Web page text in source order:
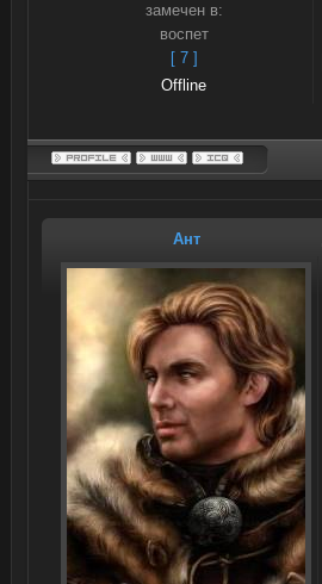
замечен в:
воспет
[ 7 ]
Offline
Ант